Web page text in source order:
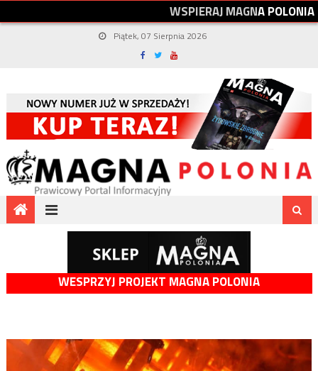
WSPIERAJMAGNAPOLONIA
Piątek, 07 Sierpnia 2026
WESPRZYJ PROJEKT MAGNA POLONIA